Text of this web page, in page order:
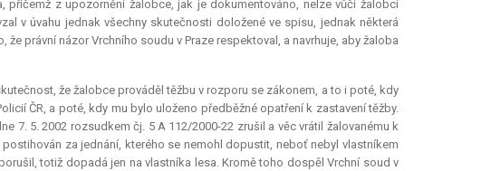
z upozornění žalobce, jak je dokumentováno, nelze vůči žalobci
v úvahu jednak všechny skutečnosti doložené ve spisu, jednak některá
právní názor Vrchního soudu v Praze respektoval, a navrhuje, aby žaloba
že žalobce prováděl těžbu v rozporu se zákonem, a to i poté, kdy
ČR, a poté, kdy mu bylo uloženo předběžné opatření k zastavení těžby.
7. 5. 2002 rozsudkem čj. 5 A 112/2000-22 zrušil a věc vrátil žalovanému k
za jednání, kterého se nemohl dopustit, neboť nebyl vlastníkem
totiž dopadá jen na vlastníka lesa. Kromě toho dospěl Vrchní soud v